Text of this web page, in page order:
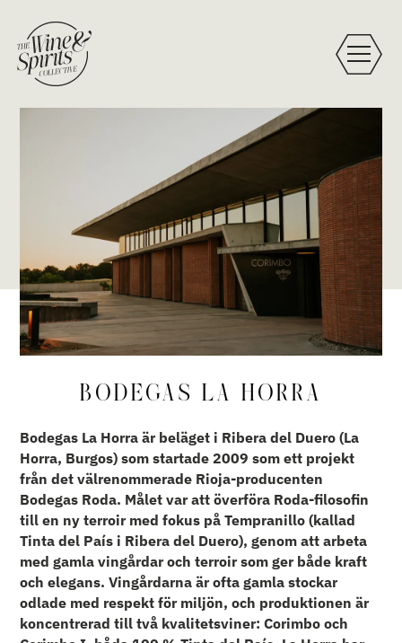
BODEGAS LA HORRA
Bodegas La Horra är beläget i Ribera del Duero (La
Horra, Burgos) som startade 2009 som ett projekt
från det välrenommerade Rioja-producenten
Bodegas Roda. Målet var att överföra Roda-filosofin
till en ny terroir med fokus på Tempranillo (kallad
Tinta del País i Ribera del Duero), genom att arbeta
med gamla vingårdar och terroir som ger både kraft
och elegans. Vingårdarna är ofta gamla stockar
odlade med respekt för miljön, och produktionen är
koncentrerad till två kvalitetsviner: Corimbo och